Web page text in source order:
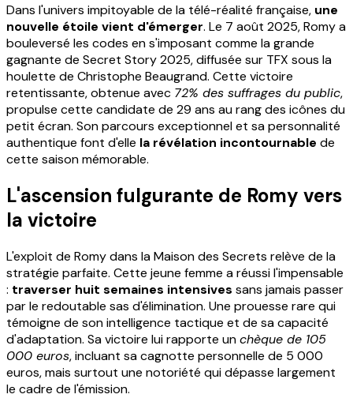
Dans l'univers impitoyable de la télé-réalité française, une
nouvelle étoile vient d'émerger. Le 7 août 2025, Romy a
bouleversé les codes en s'imposant comme la grande
gagnante de Secret Story 2025, diffusée sur TFX sous la
houlette de Christophe Beaugrand. Cette victoire
retentissante, obtenue avec 72% des suffrages du public,
propulse cette candidate de 29 ans au rang des icônes du
petit écran. Son parcours exceptionnel et sa personnalité
authentique font d'elle la révélation incontournable de
cette saison mémorable.
L'ascension fulgurante de Romy vers
la victoire
L'exploit de Romy dans la Maison des Secrets relève de la
stratégie parfaite. Cette jeune femme a réussi l'impensable
: traverser huit semaines intensives sans jamais passer
par le redoutable sas d'élimination. Une prouesse rare qui
témoigne de son intelligence tactique et de sa capacité
d'adaptation. Sa victoire lui rapporte unchèque de 105
000 euros, incluant sa cagnotte personnelle de 5 000
euros, mais surtout une notoriété qui dépasse largement
le cadre de l'émission.